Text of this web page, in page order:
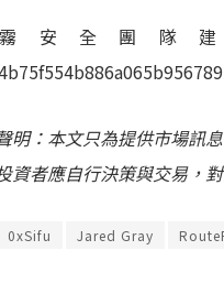
安全團隊建
明：本文只為提供市場訊
資者應自行決策與交易，
0xSifu Jared Gray